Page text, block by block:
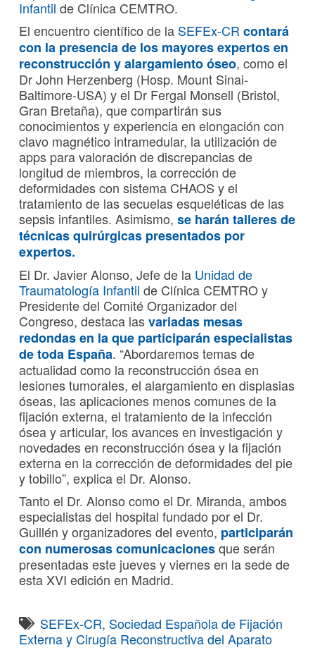
Infantil de Clínica CEMTRO.
El encuentro científico de la SEFEx-CR contará
con la presencia de los mayores expertos en
reconstrucción y alargamiento óseo, como el
Dr John Herzenberg (Hosp. Mount Sinai-
Baltimore-USA) y el Dr Fergal Monsell (Bristol,
Gran Bretaña), que compartirán sus
conocimientos y experiencia en elongación con
clavo magnético intramedular, la utilización de
apps para valoración de discrepancias de
longitud de miembros, la corrección de
deformidades con sistema CHAOS y el
tratamiento de las secuelas esqueléticas de las
sepsis infantiles. Asimismo, se harán talleres de
técnicas quirúrgicas presentados por
expertos.
El Dr. Javier Alonso, Jefe de la Unidad de
Traumatología Infantil de Clínica CEMTRO y
Presidente del Comité Organizador del
Congreso, destaca lasvariadas mesas
redondas en la que participarán especialistas
de toda España. “Abordaremos temas de
actualidad como la reconstrucción ósea en
lesiones tumorales, el alargamiento en displasias
óseas, las aplicaciones menos comunes de la
fijación externa, el tratamiento de la infección
ósea y articular, los avances en investigación y
novedades en reconstrucción ósea y la fijación
externa en la corrección de deformidades del pie
y tobillo”, explica el Dr. Alonso.
Tanto el Dr. Alonso como el Dr. Miranda, ambos
especialistas del hospital fundado por el Dr.
Guillén y organizadores del evento, participarán
con numerosas comunicacionesque serán
presentadas este jueves y viernes en la sede de
esta XVI edición en Madrid.
SEFEx-CR, Sociedad Española de Fijación
Externa y Cirugía Reconstructiva del Aparato